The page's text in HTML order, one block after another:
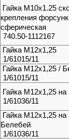
Гайка М10х1.25
крепления
сферическая
740.50-1112167
Гайка М12х1,25
1/61015/11
Гайка М12х1,25 /
1/61015/11
Гайка М12х1,25 на
1/61036/11
Гайка М12х1,25 на
Белебей
1/61036/11